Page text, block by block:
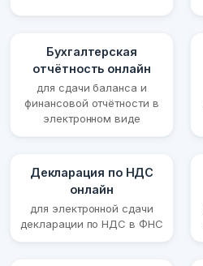
Бухгалтерская
отчётность онлайн
для сдачи баланса и
финансовой отчётности в
электронном виде
Декларация по НДС
онлайн
для электронной сдачи
декларации по НДС в ФНС